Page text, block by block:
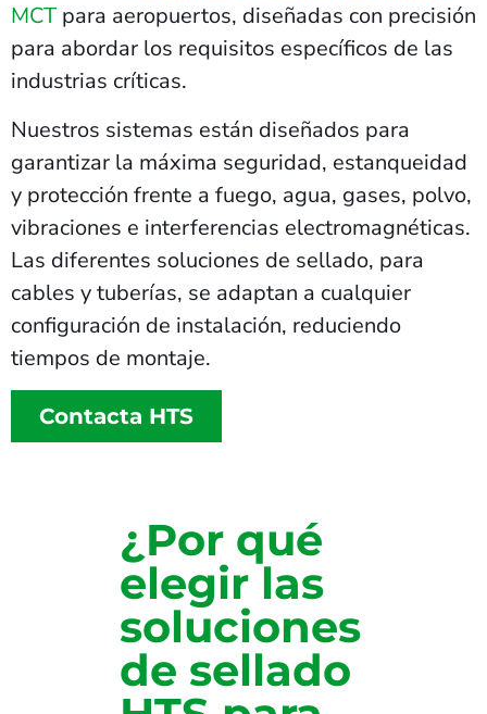
MCT para aeropuertos, diseñadas con precisión
para abordar los requisitos específicos de las
industrias críticas.
Nuestros sistemas están diseñados para
garantizar la máxima seguridad, estanqueidad
y protección frente a fuego, agua, gases, polvo,
vibraciones e interferencias electromagnéticas.
Las diferentes soluciones de sellado, para
cables y tuberías, se adaptan a cualquier
configuración de instalación, reduciendo
tiempos de montaje.
Contacta HTS
¿Por qué
elegir las
soluciones
de sellado